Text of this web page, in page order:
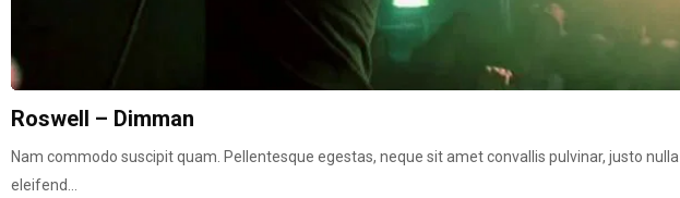
Roswell – Dimman
Nam commodo suscipit quam. Pellentesque egestas, neque sit amet convallis pulvinar, justo nulla
eleifend...